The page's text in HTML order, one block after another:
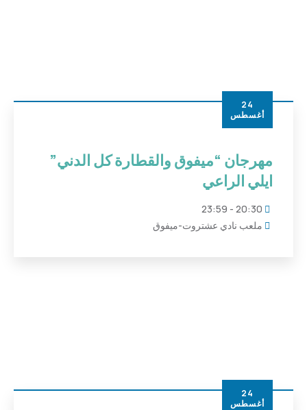
24
أغسطس
مهرجان “ميفوق والقطارة كل الدني”
ايلي الراعي
20:30 - 23:59
ملعب نادي عشتروت-ميفوق
24
أغسطس